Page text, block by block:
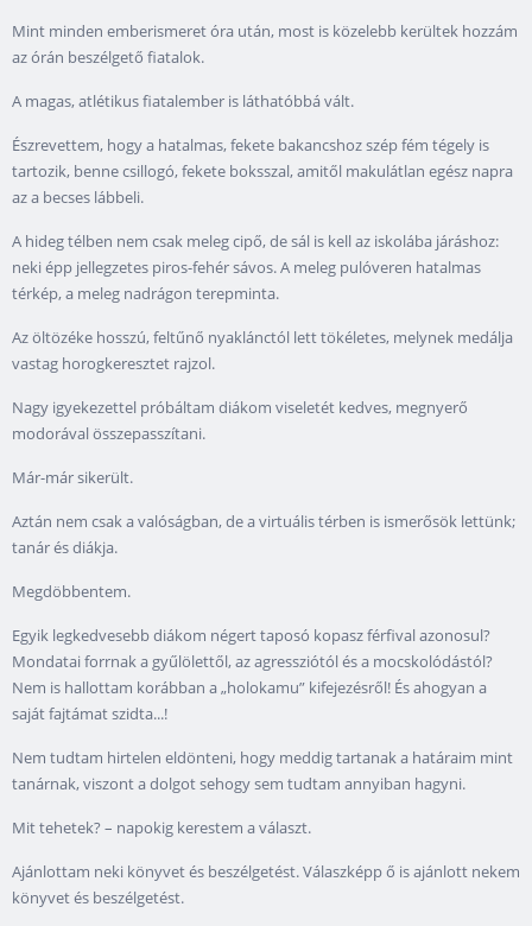
Mint minden emberismeret óra után, most is közelebb kerültek hozzám
az órán beszélgető fiatalok.
A magas, atlétikus fiatalember is láthatóbbá vált.
Észrevettem, hogy a hatalmas, fekete bakancshoz szép fém tégely is
tartozik, benne csillogó, fekete boksszal, amitől makulátlan egész napra
az a becses lábbeli.
A hideg télben nem csak meleg cipő, de sál is kell az iskolába járáshoz:
neki épp jellegzetes piros-fehér sávos. A meleg pulóveren hatalmas
térkép, a meleg nadrágon terepminta.
Az öltözéke hosszú, feltűnő nyaklánctól lett tökéletes, melynek medálja
vastag horogkeresztet rajzol.
Nagy igyekezettel próbáltam diákom viseletét kedves, megnyerő
modorával összepasszítani.
Már-már sikerült.
Aztán nem csak a valóságban, de a virtuális térben is ismerősök lettünk;
tanár és diákja.
Megdöbbentem.
Egyik legkedvesebb diákom négert taposó kopasz férfival azonosul?
Mondatai forrnak a gyűlölettől, az agressziótól és a mocskolódástól?
Nem is hallottam korábban a „holokamu” kifejezésről! És ahogyan a
saját fajtámat szidta...!
Nem tudtam hirtelen eldönteni, hogy meddig tartanak a határaim mint
tanárnak, viszont a dolgot sehogy sem tudtam annyiban hagyni.
Mit tehetek? – napokig kerestem a választ.
Ajánlottam neki könyvet és beszélgetést. Válaszképp ő is ajánlott nekem
könyvet és beszélgetést.